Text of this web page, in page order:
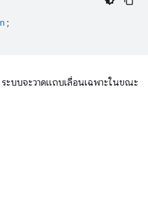
;
ะบบจะวาดแถบเลื่อนเฉพาะในขณะ